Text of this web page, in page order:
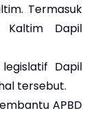
Termasuk
Dapil
Dapil
tersebut.
APBD